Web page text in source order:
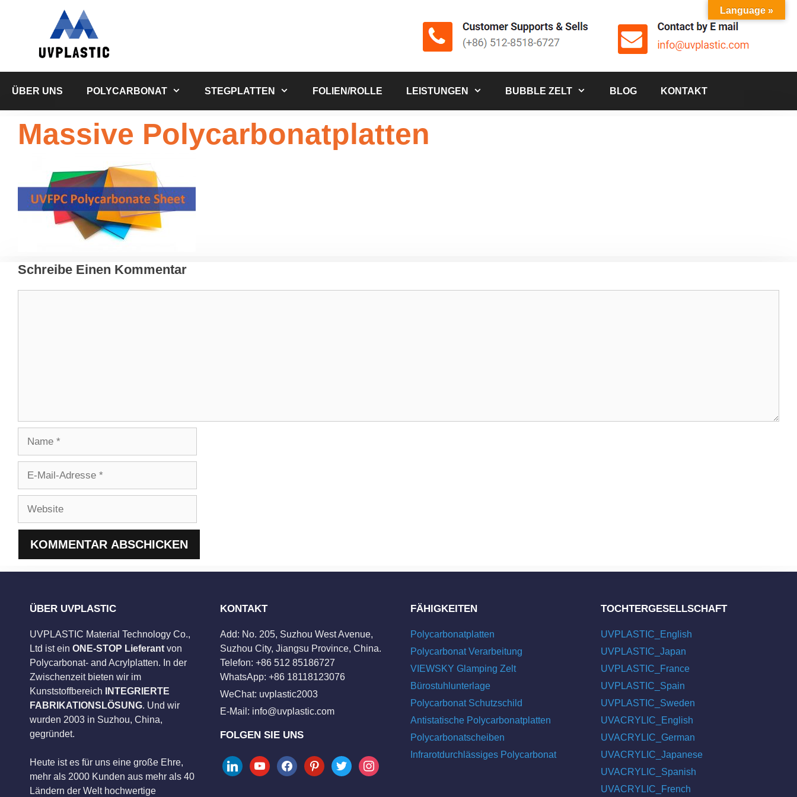
ÜBER UNS POLYCARBONAT STEGPLATTEN FOLIEN/ROLLE LEISTUNGEN BUBBLE ZELT BLOG KONTAKT
Massive Polycarbonatplatten
Schreibe Einen Kommentar
Adresse
ÜBER UVPLASTIC
UVPLASTIC Material Technology Co.,
Ltd ist ein ONE-STOP Lieferant von
Polycarbonat- and Acrylplatten. In der
Zwischenzeit bieten wir im
Kunststoffbereich
INTEGRIERTE
FABRIKATIONSLÖSUNG. Und wir
wurden 2003 in Suzhou, China,
gegründet.
Heute ist es für uns eine große Ehre,
mehr als 2000 Kunden aus mehr als 40
Ländern der Welt hochwertige
KONTAKT
Add: No. 205, Suzhou West Avenue,
Suzhou City, Jiangsu Province, China.
Telefon: +86 512 85186727
WhatsApp: +86 18118123076
WeChat: uvplastic2003
E-Mail: info@uvplastic.com
FOLGEN SIE UNS
linkedinyoutubefacebookpinteresttwitter instagram
FÄHIGKEITEN
Polycarbonatplatten
Polycarbonat Verarbeitung
VIEWSKY Glamping Zelt
Bürostuhlunterlage
Polycarbonat Schutzschild
Antistatische Polycarbonatplatten
Polycarbonatscheiben
Infrarotdurchlässiges Polycarbonat
TOCHTERGESELLSCHAFT
UVPLASTIC_English
UVPLASTIC_Japan
UVPLASTIC_France
UVPLASTIC_Spain
UVPLASTIC_Sweden
UVACRYLIC_English
UVACRYLIC_German
UVACRYLIC_Japanese
UVACRYLIC_Spanish
UVACRYLIC_French
Language »